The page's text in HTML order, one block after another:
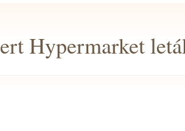
Hypermarket